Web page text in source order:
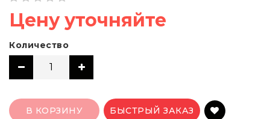
Цену уточняйте
Количество
В КОРЗИНУ БЫСТРЫЙ ЗАКАЗ